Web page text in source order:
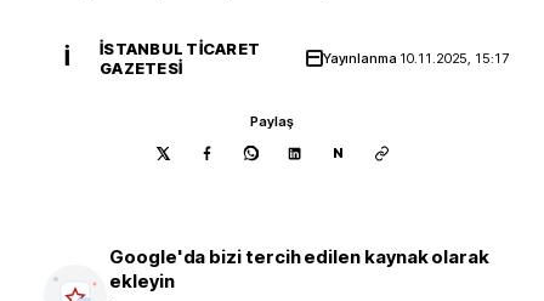
İ
İSTANBUL TICARET
GAZETESI
Yayınlanma 10.11.2025, 15:17
Paylaş
N
Google'da bizi tercih edilen kaynak olarak
ekleyin